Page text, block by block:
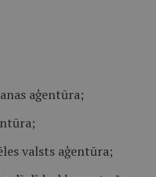
aģentūra;
valsts aģentūra;